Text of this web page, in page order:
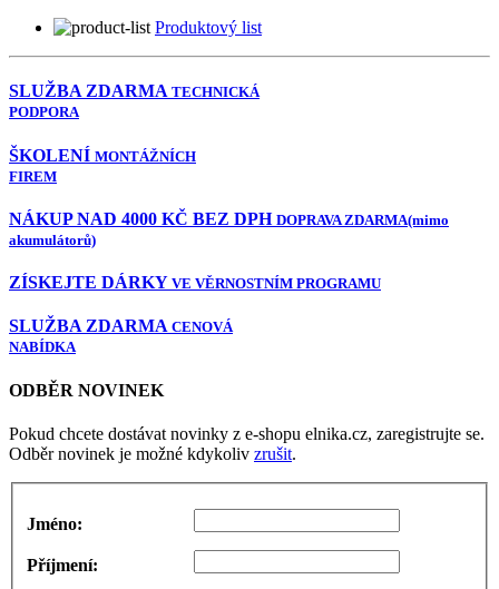
Produktový list
SLUŽBA ZDARMA TECHNICKÁ
PODPORA
ŠKOLENÍ MONTÁŽNÍCH
FIREM
NÁKUP NAD 4000 KČ BEZ DPH DOPRAVA ZDARMA(mimo
akumulátorů)
ZÍSKEJTE DÁRKY VE VĚRNOSTNÍM PROGRAMU
SLUŽBA ZDARMA CENOVÁ
NABÍDKA
ODBĚR NOVINEK
Pokud chcete dostávat novinky z e-shopu elnika.cz, zaregistrujte se.
Odběr novinek je možné kdykoliv zrušit.
Jméno:
Příjmení: